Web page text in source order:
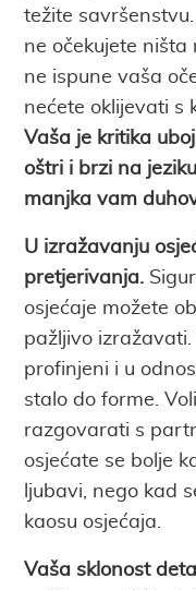
težite
ne očekujete ništa
ne ispune vaša
nećete oklijevati s
Vaša je kritika
oštri i brzi na
manjka vam
U izražavanju
pretjerivanja.
osjećaje možete
pažljivo izražavati.
profinjeni i u
stalo do forme.
razgovarati s
osjećate se bolje
ljubavi, nego kad
kaosu osjećaja.
Vaša sklonost